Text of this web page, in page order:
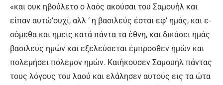
«και ουκ ηβούλετο ο λαός ακούσαι του Σαμουήλ και
είπαν αυτώ’ουχί, αλλ ‘ η βασιλεύς έσται εφ’ ημάς, και ε-
σόμεθα και ημείς κατά πάντα τα έθνη, και δικάσει ημάς
βασιλεύς ημών και εξελεύσεται έμπροσθεν ημών και
πολεμήσει πόλεμον ημών. Καιήκουσεν Σαμουήλ πάντας
τους λόγους του λαού και ελάλησεν αυτούς εις τα ώτα